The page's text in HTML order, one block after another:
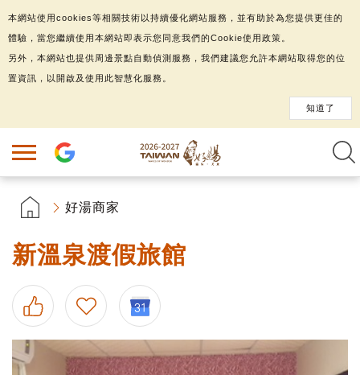
好湯商家
新溫泉渡假旅館
本網站使用cookies等相關技術以持續優化網站服務，並有助於為您提供更佳的
體驗，當您繼續使用本網站即表示您同意我們的Cookie使用政策。
另外，本網站也提供周邊景點自動偵測服務，我們建議您允許本網站取得您的位
置資訊，以開啟及使用此智慧化服務。
知道了